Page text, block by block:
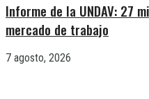
Informe de la UNDAV: 27
mercado de trabajo
7 agosto, 2026